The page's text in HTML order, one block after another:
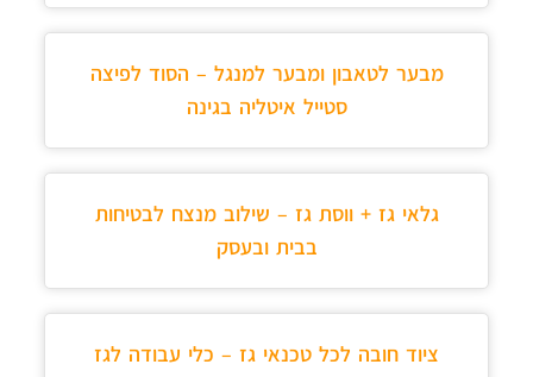
מבער לטאבון ומבער למנגל – הסוד לפיצה
סטייל איטליה בגינה
גלאי גז + ווסת גז – שילוב מנצח לבטיחות
בבית ובעסק
ציוד חובה לכל טכנאי גז – כלי עבודה לגז